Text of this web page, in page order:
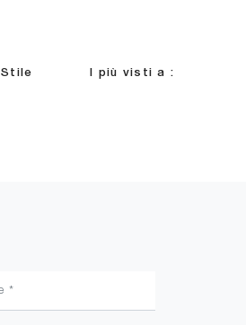
Stile I più visti a :